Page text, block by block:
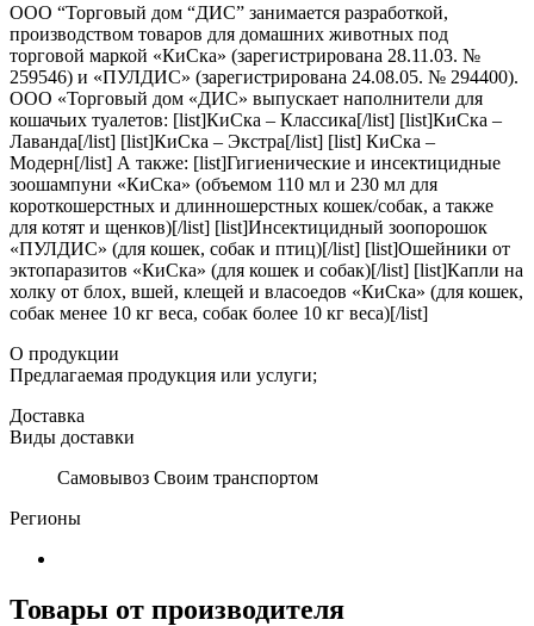
ООО “Торговый дом “ДИС” занимается разработкой,
производством товаров для домашних животных под
торговой маркой «КиСка» (зарегистрирована 28.11.03. №
259546) и «ПУЛДИС» (зарегистрирована 24.08.05. № 294400).
ООО «Торговый дом «ДИС» выпускает наполнители для
кошачьих туалетов: [list]КиСка – Классика[/list] [list]КиСка –
Лаванда[/list] [list]КиСка – Экстра[/list] [list] КиСка –
Модерн[/list] А также: [list]Гигиенические и инсектицидные
зоошампуни «КиСка» (объемом 110 мл и 230 мл для
короткошерстных и длинношерстных кошек/собак, а также
для котят и щенков)[/list] [list]Инсектицидный зоопорошок
«ПУЛДИС» (для кошек, собак и птиц)[/list] [list]Ошейники от
эктопаразитов «КиСка» (для кошек и собак)[/list] [list]Капли на
холку от блох, вшей, клещей и власоедов «КиСка» (для кошек,
собак менее 10 кг веса, собак более 10 кг веса)[/list]
О продукции
Предлагаемая продукция или услуги;
Доставка
Виды доставки
Самовывоз Своим транспортом
Регионы
Товары от производителя